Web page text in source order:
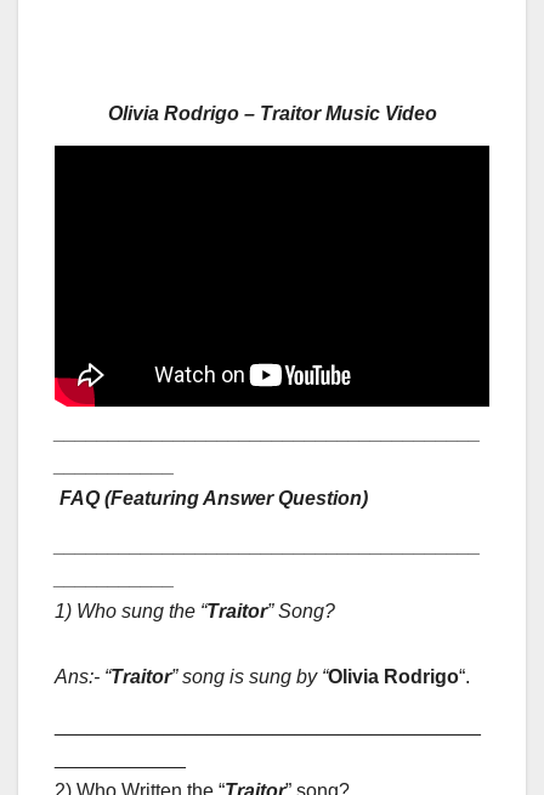
Olivia Rodrigo – Traitor Music Video
FAQ (Featuring Answer Question)
1) Who sung the “Traitor” Song?
Ans:- “Traitor” song is sung by “Olivia Rodrigo“.